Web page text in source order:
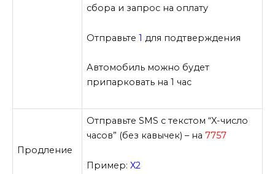
сбора и запрос на оплату
Отправьте1 для подтверждения
Автомобиль можно будет
припарковать на 1 час
Продление
Отправьте SMS с текстом “X-число
часов” (без кавычек) – на7757
Пример:Х2